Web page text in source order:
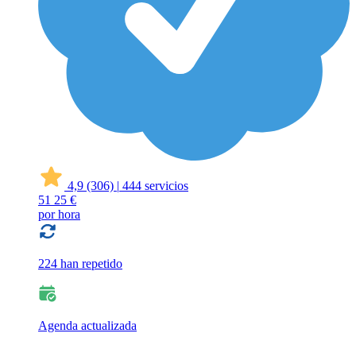
4,9 (306) | 444 servicios
51 25 €
por hora
224 han repetido
Agenda actualizada